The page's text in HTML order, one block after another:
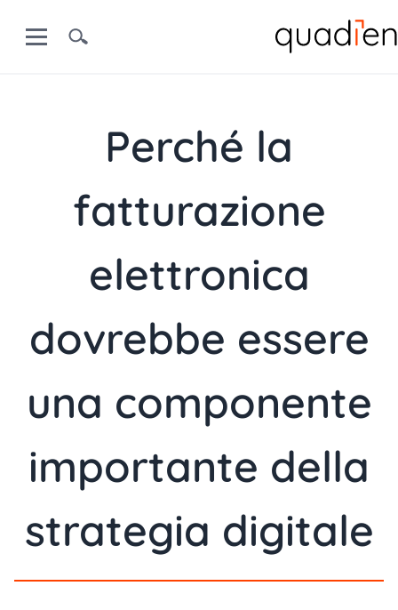
Perché la
fatturazione
elettronica
dovrebbe essere
una componente
importante della
strategia digitale